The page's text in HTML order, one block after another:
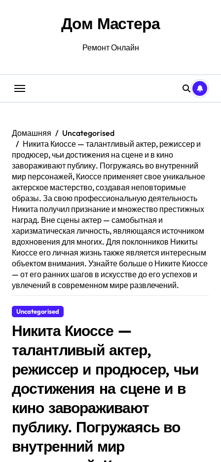
Дом Мастера
Ремонт Онлайн
Домашняя
Uncategorised
Никита Киоссе — талантливый актер, режиссер и
продюсер, чьи достижения на сцене и в кино
завораживают публику. Погружаясь во внутренний
мир персонажей, Киоссе применяет свое уникальное
актерское мастерство, создавая неповторимые
образы. За свою профессиональную деятельность
Никита получил признание и множество престижных
наград. Вне сцены актер — самобытная и
харизматическая личность, являющаяся источником
вдохновения для многих. Для поклонников Никиты
Киоссе его личная жизнь также является интересным
объектом внимания. Узнайте больше о Никите Киоссе
— от его ранних шагов в искусстве до его успехов и
увлечений в современном мире развлечений.
Uncategorised
Никита Киоссе —
талантливый актер,
режиссер и продюсер, чьи
достижения на сцене и в
кино завораживают
публику. Погружаясь во
внутренний мир